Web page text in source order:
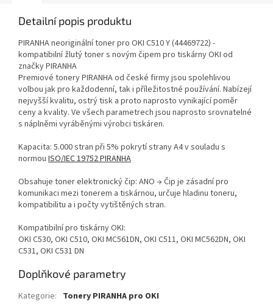
Detailní popis produktu
PIRANHA neoriginální toner pro OKI C510 Y (44469722) -
kompatibilní žlutý toner s novým čipem pro tiskárny OKI od
značky PIRANHA
Premiové tonery PIRANHA od české firmy jsou spolehlivou
volbou jak pro každodenní, tak i příležitostné používání. Nabízejí
nejvyšší kvalitu, ostrý tisk a proto naprosto vynikající poměr
ceny a kvality. Ve všech parametrech jsou naprosto srovnatelné
s náplněmi vyráběnými výrobci tiskáren.
Kapacita: 5.000 stran při 5% pokrytí strany A4 v souladu s
normou ISO/IEC 19752 PIRANHA
Obsahuje toner elektronický čip: ANO → Čip je zásadní pro
komunikaci mezi tonerem a tiskárnou, určuje hladinu toneru,
kompatibilitu a i počty vytištěných stran.
Kompatibilní pro tiskárny OKI:
OKI C530, OKI C510, OKI MC561DN, OKI C511, OKI MC562DN, OKI
C531, OKI C531 DN
Doplňkové parametry
Kategorie: Tonery PIRANHA pro OKI